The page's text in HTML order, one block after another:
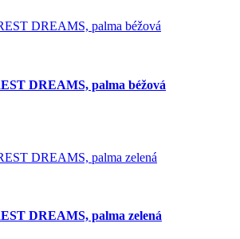
DREAMS, palma béžová
DREAMS, palma zelená